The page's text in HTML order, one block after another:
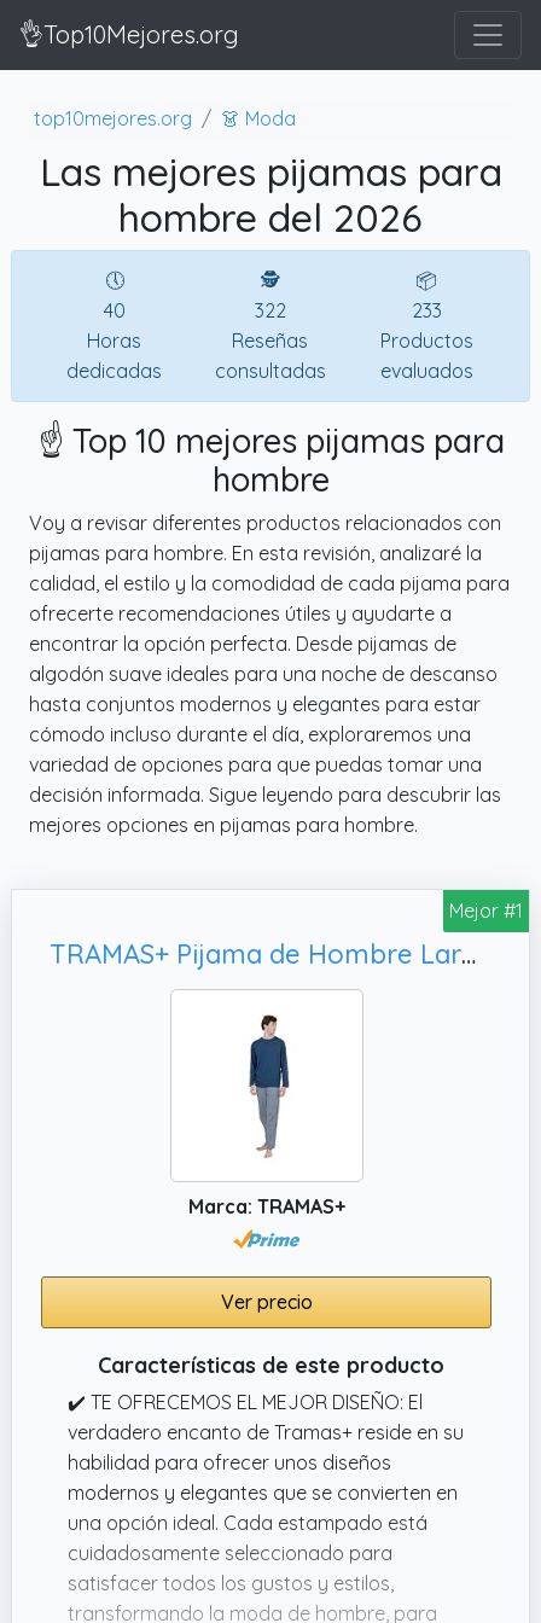
👌Top10Mejores.org
top10mejores.org 👗 Moda
Las mejores pijamas para
hombre del 2026
🕔
40
Horas
dedicadas
🕵
322
Reseñas
consultadas
📦
233
Productos
evaluados
☝️ Top 10 mejores pijamas para
hombre
Voy a revisar diferentes productos relacionados con
pijamas para hombre. En esta revisión, analizaré la
calidad, el estilo y la comodidad de cada pijama para
ofrecerte recomendaciones útiles y ayudarte a
encontrar la opción perfecta. Desde pijamas de
algodón suave ideales para una noche de descanso
hasta conjuntos modernos y elegantes para estar
cómodo incluso durante el día, exploraremos una
variedad de opciones para que puedas tomar una
decisión informada. Sigue leyendo para descubrir las
mejores opciones en pijamas para hombre.
Mejor #1
TRAMAS+ Pijama de Hombre Largo, Azul Marino
Marca: TRAMAS+
Ver precio
Características de este producto
✔️ TE OFRECEMOS EL MEJOR DISEÑO: El
verdadero encanto de Tramas+ reside en su
habilidad para ofrecer unos diseños
modernos y elegantes que se convierten en
una opción ideal. Cada estampado está
cuidadosamente seleccionado para
satisfacer todos los gustos y estilos,
transformando la moda de hombre, para